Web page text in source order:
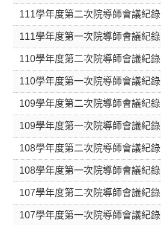
111學年度第二次院導師會議紀錄
111學年度第一次院導師會議紀錄
110學年度第二次院導師會議紀錄
110學年度第一次院導師會議紀錄
109學年度第二次院導師會議紀錄
109學年度第一次院導師會議紀錄
108學年度第二次院導師會議紀錄
108學年度第一次院導師會議紀錄
107學年度第二次院導師會議紀錄
107學年度第一次院導師會議紀錄